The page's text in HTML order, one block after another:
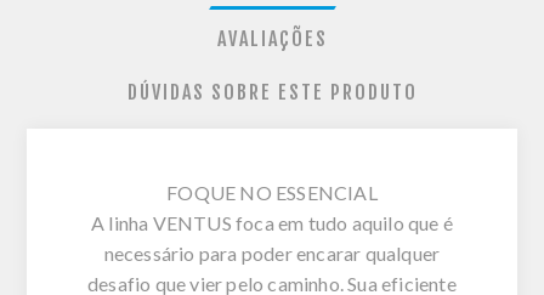
AVALIAÇÕES
DÚVIDAS SOBRE ESTE PRODUTO
FOQUE NO ESSENCIAL
A linha VENTUS foca em tudo aquilo que é
necessário para poder encarar qualquer
desafio que vier pelo caminho. Sua eficiente